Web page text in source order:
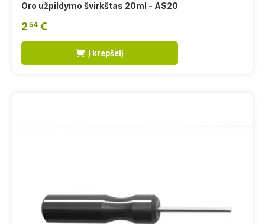
Oro užpildymo švirkštas 20ml - AS20
2 54 €
Į krepšelį